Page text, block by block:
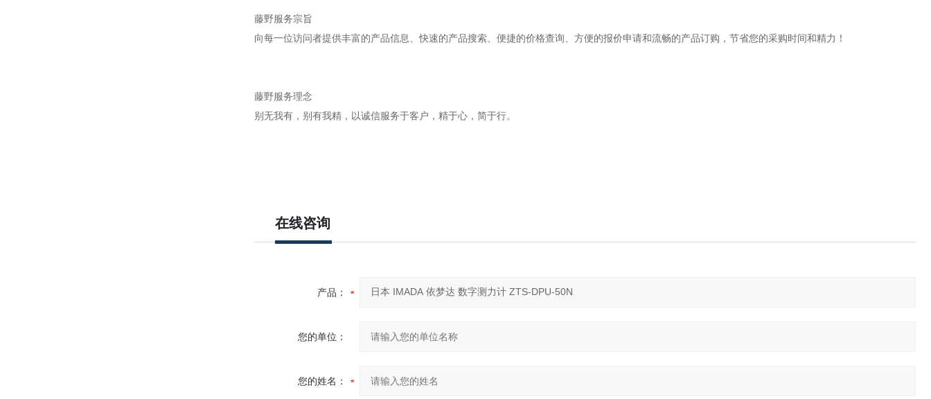
藤野服务宗旨
向每一位访问者提供丰富的产品信息、快速的产品搜索、便捷的价格查询、方便的报价申请和流畅的产品订购，节省您的采购时间和精力！
藤野服务理念
别无我有，别有我精，以诚信服务于客户，精于心，简于行。
在线咨询
产品：
您的单位：
您的姓名：